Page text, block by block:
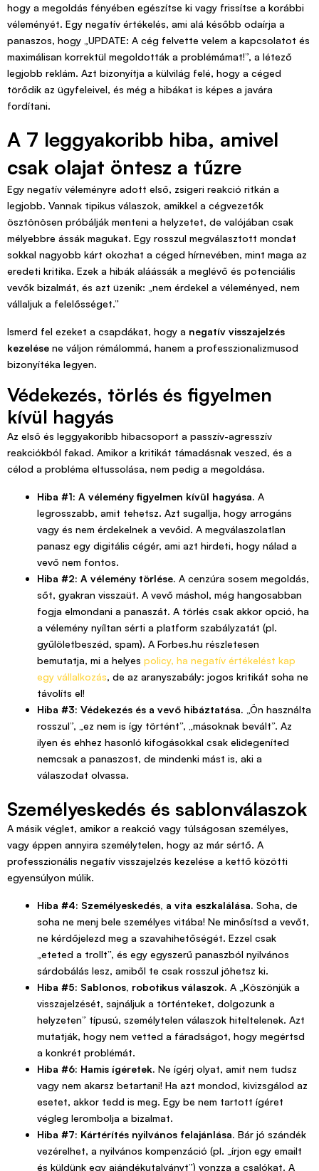
hogy a megoldás fényében egészítse ki vagy frissítse a korábbi
véleményét. Egy negatív értékelés, ami alá később odaírja a
panaszos, hogy „UPDATE: A cég felvette velem a kapcsolatot és
maximálisan korrektül megoldották a problémámat!”, a létező
legjobb reklám. Azt bizonyítja a külvilág felé, hogy a céged
törődik az ügyfeleivel, és még a hibákat is képes a javára
fordítani.
A 7 leggyakoribb hiba, amivel
csak olajat öntesz a tűzre
Egy negatív véleményre adott első, zsigeri reakció ritkán a
legjobb. Vannak tipikus válaszok, amikkel a cégvezetők
ösztönösen próbálják menteni a helyzetet, de valójában csak
mélyebbre ássák magukat. Egy rosszul megválasztott mondat
sokkal nagyobb kárt okozhat a céged hírnevében, mint maga az
eredeti kritika. Ezek a hibák aláássák a meglévő és potenciális
vevők bizalmát, és azt üzenik: „nem érdekel a véleményed, nem
vállaljuk a felelősséget.”
Ismerd fel ezeket a csapdákat, hogy a negatív visszajelzés
kezelése ne váljon rémálommá, hanem a professzionalizmusod
bizonyítéka legyen.
Védekezés, törlés és figyelmen
kívül hagyás
Az első és leggyakoribb hibacsoport a passzív-agresszív
reakciókból fakad. Amikor a kritikát támadásnak veszed, és a
célod a probléma eltussolása, nem pedig a megoldása.
Hiba #1: A vélemény figyelmen kívül hagyása. A
legrosszabb, amit tehetsz. Azt sugallja, hogy arrogáns
vagy és nem érdekelnek a vevőid. A megválaszolatlan
panasz egy digitális cégér, ami azt hirdeti, hogy nálad a
vevő nem fontos.
Hiba #2: A vélemény törlése. A cenzúra sosem megoldás,
sőt, gyakran visszaüt. A vevő máshol, még hangosabban
fogja elmondani a panaszát. A törlés csak akkor opció, ha
a vélemény nyíltan sérti a platform szabályzatát (pl.
gyűlöletbeszéd, spam). A Forbes.hu részletesen
bemutatja, mi a helyes policy, ha negatív értékelést kap
egy vállalkozás, de az aranyszabály: jogos kritikát soha ne
távolíts el!
Hiba #3: Védekezés és a vevő hibáztatása. „Ön használta
rosszul”, „ez nem is így történt”, „másoknak bevált”. Az
ilyen és ehhez hasonló kifogásokkal csak elidegeníted
nemcsak a panaszost, de mindenki mást is, aki a
válaszodat olvassa.
Személyeskedés és sablonválaszok
A másik véglet, amikor a reakció vagy túlságosan személyes,
vagy éppen annyira személytelen, hogy az már sértő. A
professzionális negatív visszajelzés kezelése a kettő közötti
egyensúlyon múlik.
Hiba #4: Személyeskedés, a vita eszkalálása. Soha, de
soha ne menj bele személyes vitába! Ne minősítsd a vevőt,
ne kérdőjelezd meg a szavahihetőségét. Ezzel csak
„eteted a trollt”, és egy egyszerű panaszból nyilvános
sárdobálás lesz, amiből te csak rosszul jöhetsz ki.
Hiba #5: Sablonos, robotikus válaszok. A „Köszönjük a
visszajelzését, sajnáljuk a történteket, dolgozunk a
helyzeten” típusú, személytelen válaszok hiteltelenek. Azt
mutatják, hogy nem vetted a fáradságot, hogy megértsd
a konkrét problémát.
Hiba #6: Hamis ígéretek. Ne ígérj olyat, amit nem tudsz
vagy nem akarsz betartani! Ha azt mondod, kivizsgálod az
esetet, akkor tedd is meg. Egy be nem tartott ígéret
végleg lerombolja a bizalmat.
Hiba #7: Kártérítés nyilvános felajánlása. Bár jó szándék
vezérelhet, a nyilvános kompenzáció (pl. „írjon egy emailt
és küldünk egy ajándékutalványt”) vonzza a csalókat. A